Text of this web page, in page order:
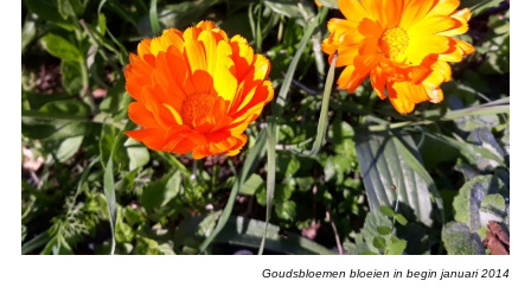
Goudsbloemen bloeien in begin januari 2014